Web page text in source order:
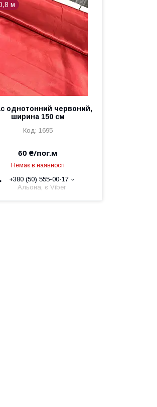
м
однотонний червоний,
ширина 150 см
1695
60 ₴/пог.м
Немає в наявності
+380 (50) 555-00-17
Альона, є Viber